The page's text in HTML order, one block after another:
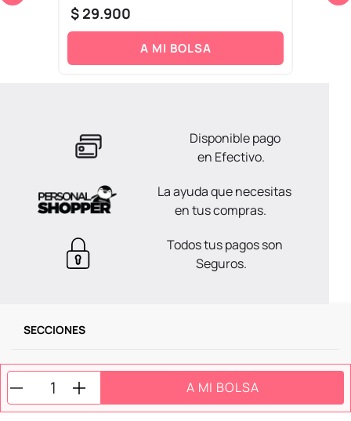
A MI BOLSA
$ 29.900
A MI BOLSA
Disponible pago
en Efectivo.
La ayuda que necesitas
en tus compras.
Todos tus pagos son
Seguros.
SECCIONES
SOPORTE
SERVICIOS